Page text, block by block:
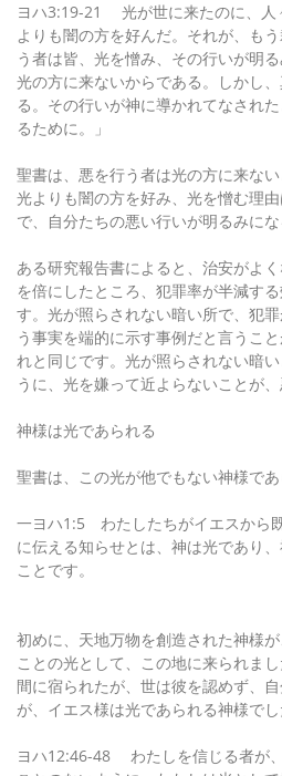
ヨハ3:19-21 光が世に来たのに、人
よりも闇の方を好んだ。それが、も
う者は皆、光を憎み、その行いが明
光の方に来ないからである。しかし
る。その行いが神に導かれてなされ
るために。」
聖書は、悪を行う者は光の方に来な
光よりも闇の方を好み、光を憎む理
で、自分たちの悪い行いが明るみにな
ある研究報告書によると、治安がよ
を倍にしたところ、犯罪率が半減す
す。光が照らされない暗い所で、犯
う事実を端的に示す事例だと言うこ
れと同じです。光が照らされない暗
うに、光を嫌って近よらないことが、
神様は光であられる
聖書は、この光が他でもない神様であ
一ヨハ1:5 わたしたちがイエスから
に伝える知らせとは、神は光であり
ことです。
初めに、天地万物を創造された神様
ことの光として、この地に来られま
間に宿られたが、世は彼を認めず、
が、イエス様は光であられる神様でし
ヨハ12:46-48 わたしを信じる者が